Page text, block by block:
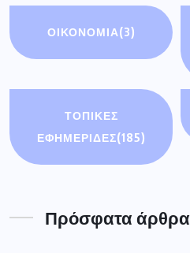
ΟΙΚΟΝΟΜΊΑ(3)
ΤΟΠΙΚΕΣ
ΕΦΗΜΕΡΙΔΕΣ(185)
Πρόσφατα άρθρα